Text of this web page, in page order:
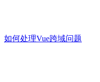
如何处理Vue跨域问题